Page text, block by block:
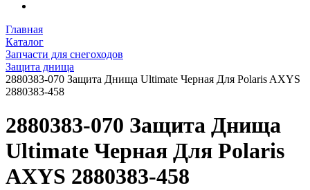
Главная
Каталог
Запчасти для снегоходов
Защита днища
2880383-070 Защита Днища Ultimate Черная Для Polaris AXYS
2880383-458
2880383-070 Защита Днища
Ultimate Черная Для Polaris
AXYS 2880383-458